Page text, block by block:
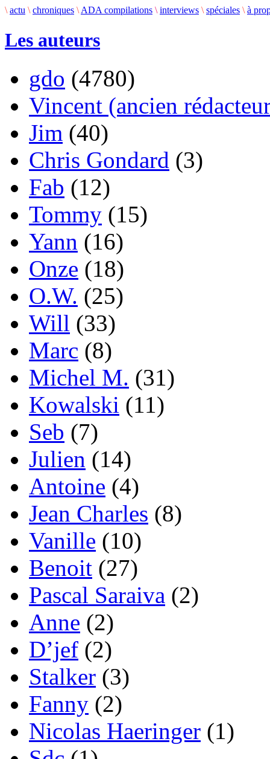
\ actu \ chroniques \ ADA compilations \ interviews \ spéciales \ à
Les auteurs
gdo (4780)
Vincent (ancien
Jim (40)
Chris Gondard (3)
Fab (12)
Tommy (15)
Yann (16)
Onze (18)
O.W. (25)
Will (33)
Marc (8)
Michel M. (31)
Kowalski (11)
Seb (7)
Julien (14)
Antoine (4)
Jean Charles (8)
Vanille (10)
Benoit (27)
Pascal Saraiva (2)
Anne (2)
D’jef (2)
Stalker (3)
Fanny (2)
Nicolas Haeringer (1)